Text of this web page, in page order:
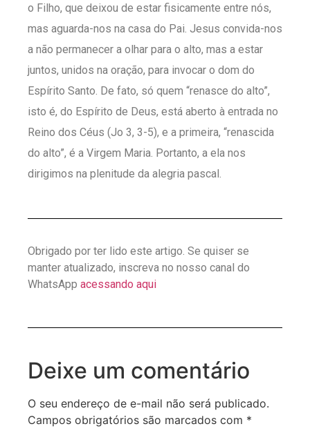
o Filho, que deixou de estar fisicamente entre nós,
mas aguarda-nos na casa do Pai. Jesus convida-nos
a não permanecer a olhar para o alto, mas a estar
juntos, unidos na oração, para invocar o dom do
Espírito Santo. De fato, só quem “renasce do alto”,
isto é, do Espírito de Deus, está aberto à entrada no
Reino dos Céus (Jo 3, 3-5), e a primeira, “renascida
do alto”, é a Virgem Maria. Portanto, a ela nos
dirigimos na plenitude da alegria pascal.
Obrigado por ter lido este artigo. Se quiser se
manter atualizado, inscreva no nosso canal do
WhatsApp acessando aqui
Deixe um comentário
O seu endereço de e-mail não será publicado.
Campos obrigatórios são marcados com *